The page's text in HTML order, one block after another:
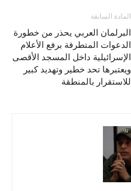
المادة السابقة
البرلمان العربي يحذر من خطورة
الدعوات المتطرفة برفع الأعلام
الإسرائيلية داخل المسجد الأقصى
ويعتبرها تحد خطير وتهديد كبير
للاستقرار بالمنطقة